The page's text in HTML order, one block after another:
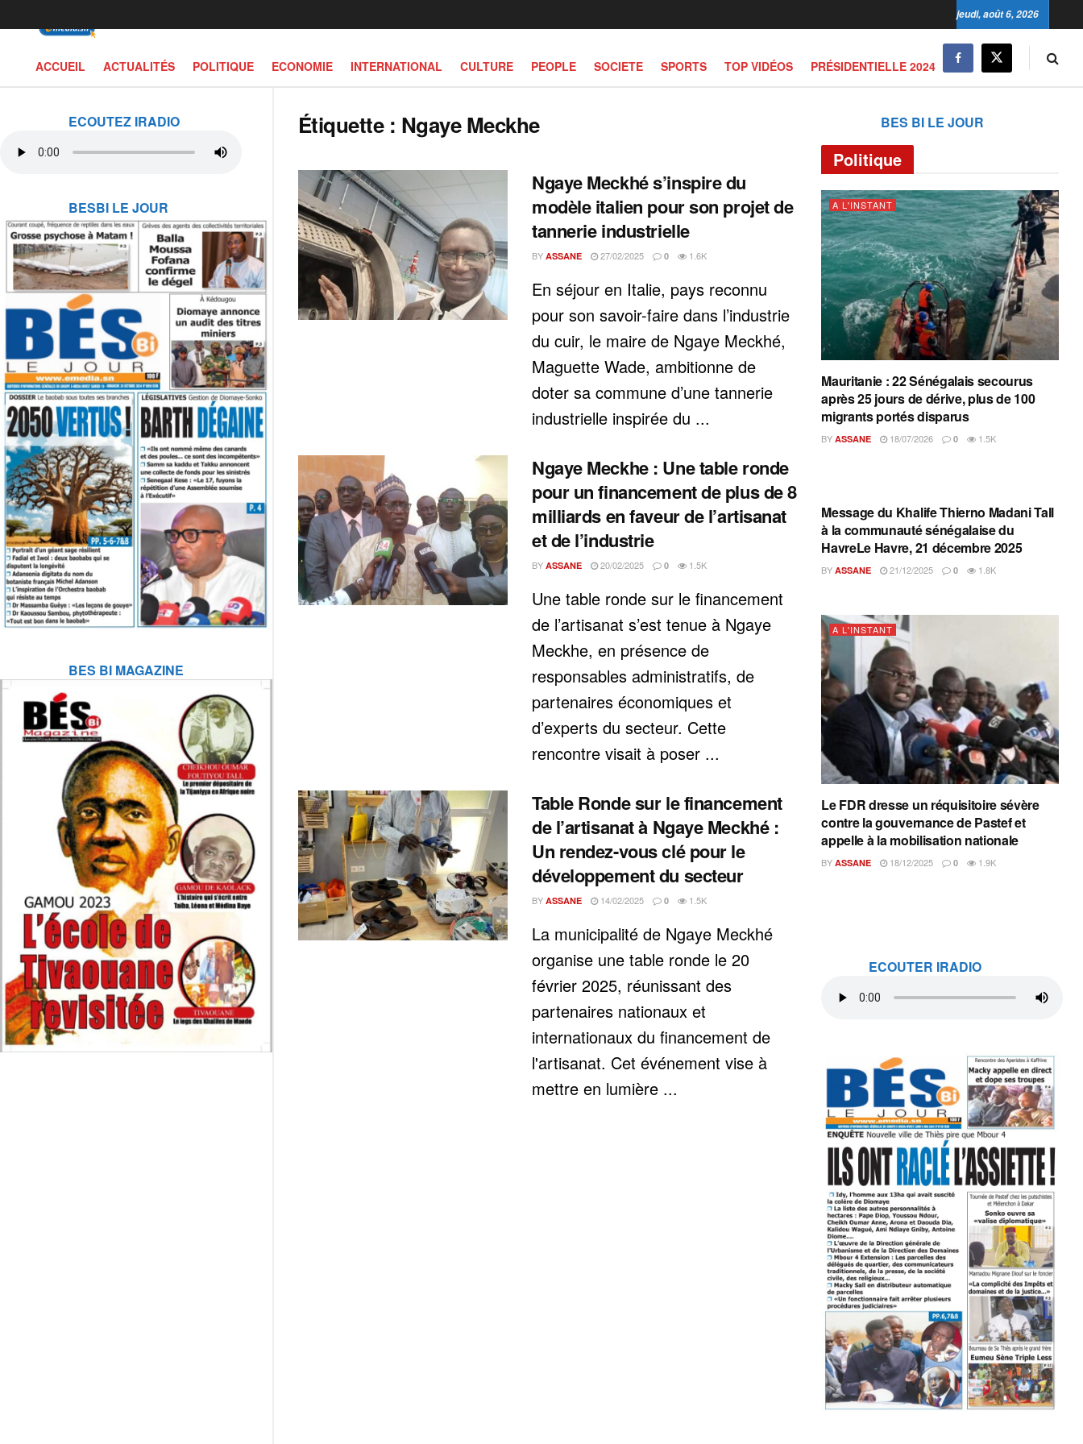
ECOUTEZ IRADIO
BESBI LE JOUR
BES BI MAGAZINE
jeudi, août 6, 2026
ACCUEIL ACTUALITÉS POLITIQUE ECONOMIE INTERNATIONAL CULTURE PEOPLE SOCIETE SPORTS TOP VIDÉOS PRÉSIDENTIELLE 2024
Étiquette : Ngaye Meckhe
Ngaye Meckhé s’inspire du
modèle italien pour son projet de
tannerie industrielle
BY ASSANE 27/02/2025 0 1.6K
En séjour en Italie, pays reconnu
pour son savoir-faire dans l’industrie
du cuir, le maire de Ngaye Meckhé,
Maguette Wade, ambitionne de
doter sa commune d’une tannerie
industrielle inspirée du ...
Ngaye Meckhe : Une table ronde
pour un financement de plus de 8
milliards en faveur de l’artisanat
et de l’industrie
BY ASSANE 20/02/2025 0 1.5K
Une table ronde sur le financement
de l’artisanat s’est tenue à Ngaye
Meckhe, en présence de
responsables administratifs, de
partenaires économiques et
d’experts du secteur. Cette
rencontre visait à poser ...
Table Ronde sur le financement
de l’artisanat à Ngaye Meckhé :
Un rendez-vous clé pour le
développement du secteur
BY ASSANE 14/02/2025 0 1.5K
La municipalité de Ngaye Meckhé
organise une table ronde le 20
février 2025, réunissant des
partenaires nationaux et
internationaux du financement de
l'artisanat. Cet événement vise à
mettre en lumière ...
BES BI LE JOUR
Politique
A L'INSTANT
Mauritanie : 22 Sénégalais secourus
après 25 jours de dérive, plus de 100
migrants portés disparus
BY ASSANE 18/07/2026 0 1.5K
A L'INSTANT
Message du Khalife Thierno Madani Tall
à la communauté sénégalaise du
HavreLe Havre, 21 décembre 2025
BY ASSANE 21/12/2025 0 1.8K
A L'INSTANT
Le FDR dresse un réquisitoire sévère
contre la gouvernance de Pastef et
appelle à la mobilisation nationale
BY ASSANE 18/12/2025 0 1.9K
ECOUTER IRADIO